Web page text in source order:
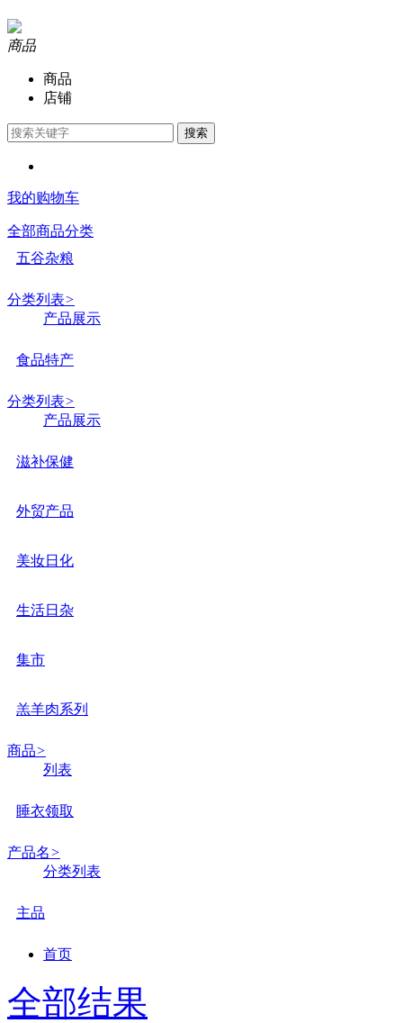
商品
商品
店铺
搜索
我的购物车
全部商品分类
五谷杂粮
分类列表>
产品展示
食品特产
分类列表>
产品展示
滋补保健
外贸产品
美妆日化
生活日杂
集市
羔羊肉系列
商品>
列表
睡衣领取
产品名>
分类列表
主品
首页
全部结果